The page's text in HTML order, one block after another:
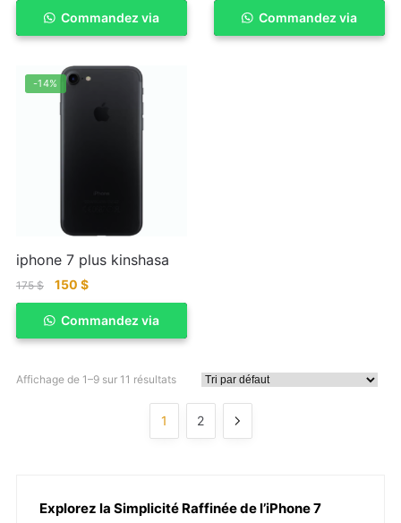
ACHETER
Commandez via ACHETER
Commandez via
-14%
iphone 7 plus kinshasa
175$ 150 $
ACHETER
Commandez via
Affichage de 1–9 sur 11 résultats
1 2
Explorez la Simplicité Raffinée de l’iPhone 7